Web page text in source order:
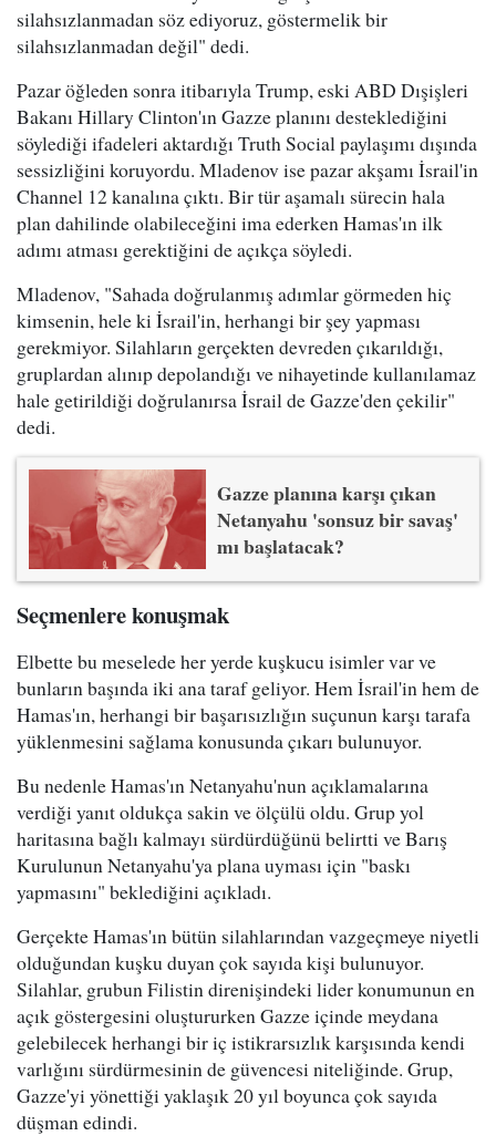
silahsızlanmadan söz ediyoruz, göstermelik bir
silahsızlanmadan değil" dedi.
Pazar öğleden sonra itibarıyla Trump, eski ABD Dışişleri
Bakanı Hillary Clinton'ın Gazze planını desteklediğini
söylediği ifadeleri aktardığı Truth Social paylaşımı dışında
sessizliğini koruyordu. Mladenov ise pazar akşamı İsrail'in
Channel 12 kanalına çıktı. Bir tür aşamalı sürecin hala
plan dahilinde olabileceğini ima ederken Hamas'ın ilk
adımı atması gerektiğini de açıkça söyledi.
Mladenov, "Sahada doğrulanmış adımlar görmeden hiç
kimsenin, hele ki İsrail'in, herhangi bir şey yapması
gerekmiyor. Silahların gerçekten devreden çıkarıldığı,
gruplardan alınıp depolandığı ve nihayetinde kullanılamaz
hale getirildiği doğrulanırsa İsrail de Gazze'den çekilir"
dedi.
Gazze planına karşı çıkan
Netanyahu 'sonsuz bir savaş'
mı başlatacak?
Seçmenlere konuşmak
Elbette bu meselede her yerde kuşkucu isimler var ve
bunların başında iki ana taraf geliyor. Hem İsrail'in hem de
Hamas'ın, herhangi bir başarısızlığın suçunun karşı tarafa
yüklenmesini sağlama konusunda çıkarı bulunuyor.
Bu nedenle Hamas'ın Netanyahu'nun açıklamalarına
verdiği yanıt oldukça sakin ve ölçülü oldu. Grup yol
haritasına bağlı kalmayı sürdürdüğünü belirtti ve Barış
Kurulunun Netanyahu'ya plana uyması için "baskı
yapmasını" beklediğini açıkladı.
Gerçekte Hamas'ın bütün silahlarından vazgeçmeye niyetli
olduğundan kuşku duyan çok sayıda kişi bulunuyor.
Silahlar, grubun Filistin direnişindeki lider konumunun en
açık göstergesini oluştururken Gazze içinde meydana
gelebilecek herhangi bir iç istikrarsızlık karşısında kendi
varlığını sürdürmesinin de güvencesi niteliğinde. Grup,
Gazze'yi yönettiği yaklaşık 20 yıl boyunca çok sayıda
düşman edindi.